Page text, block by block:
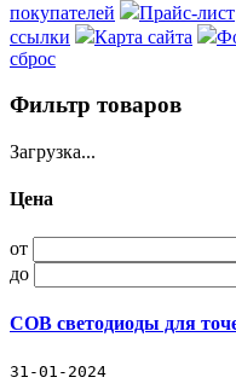
покупателей
Прайс-лист
ссылки
Карта сайта
сброс
Фильтр товаров
Загрузка...
Цена
от
до
COB светодиоды для
31-01-2024